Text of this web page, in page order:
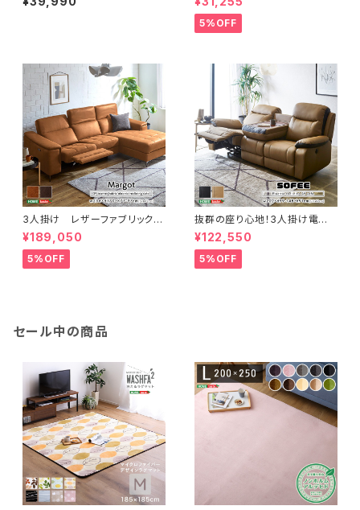
ン-】 （ポケットコイル入り 選
ーリングタイプ | Plateau-プラ
トー- SH-07-PLTL-SF
5%OFF
3人掛け レザーファブリック
電動リクライニング カウチソフ
ァ【Margot-マーゴ-】 SH-24
-CEL-3
¥189,050
5%OFF
抜群の座り心地！3人掛け電動リ
クライニングソファ SH-24-E
SL-3
¥122,550
5%OFF
セール中の商品